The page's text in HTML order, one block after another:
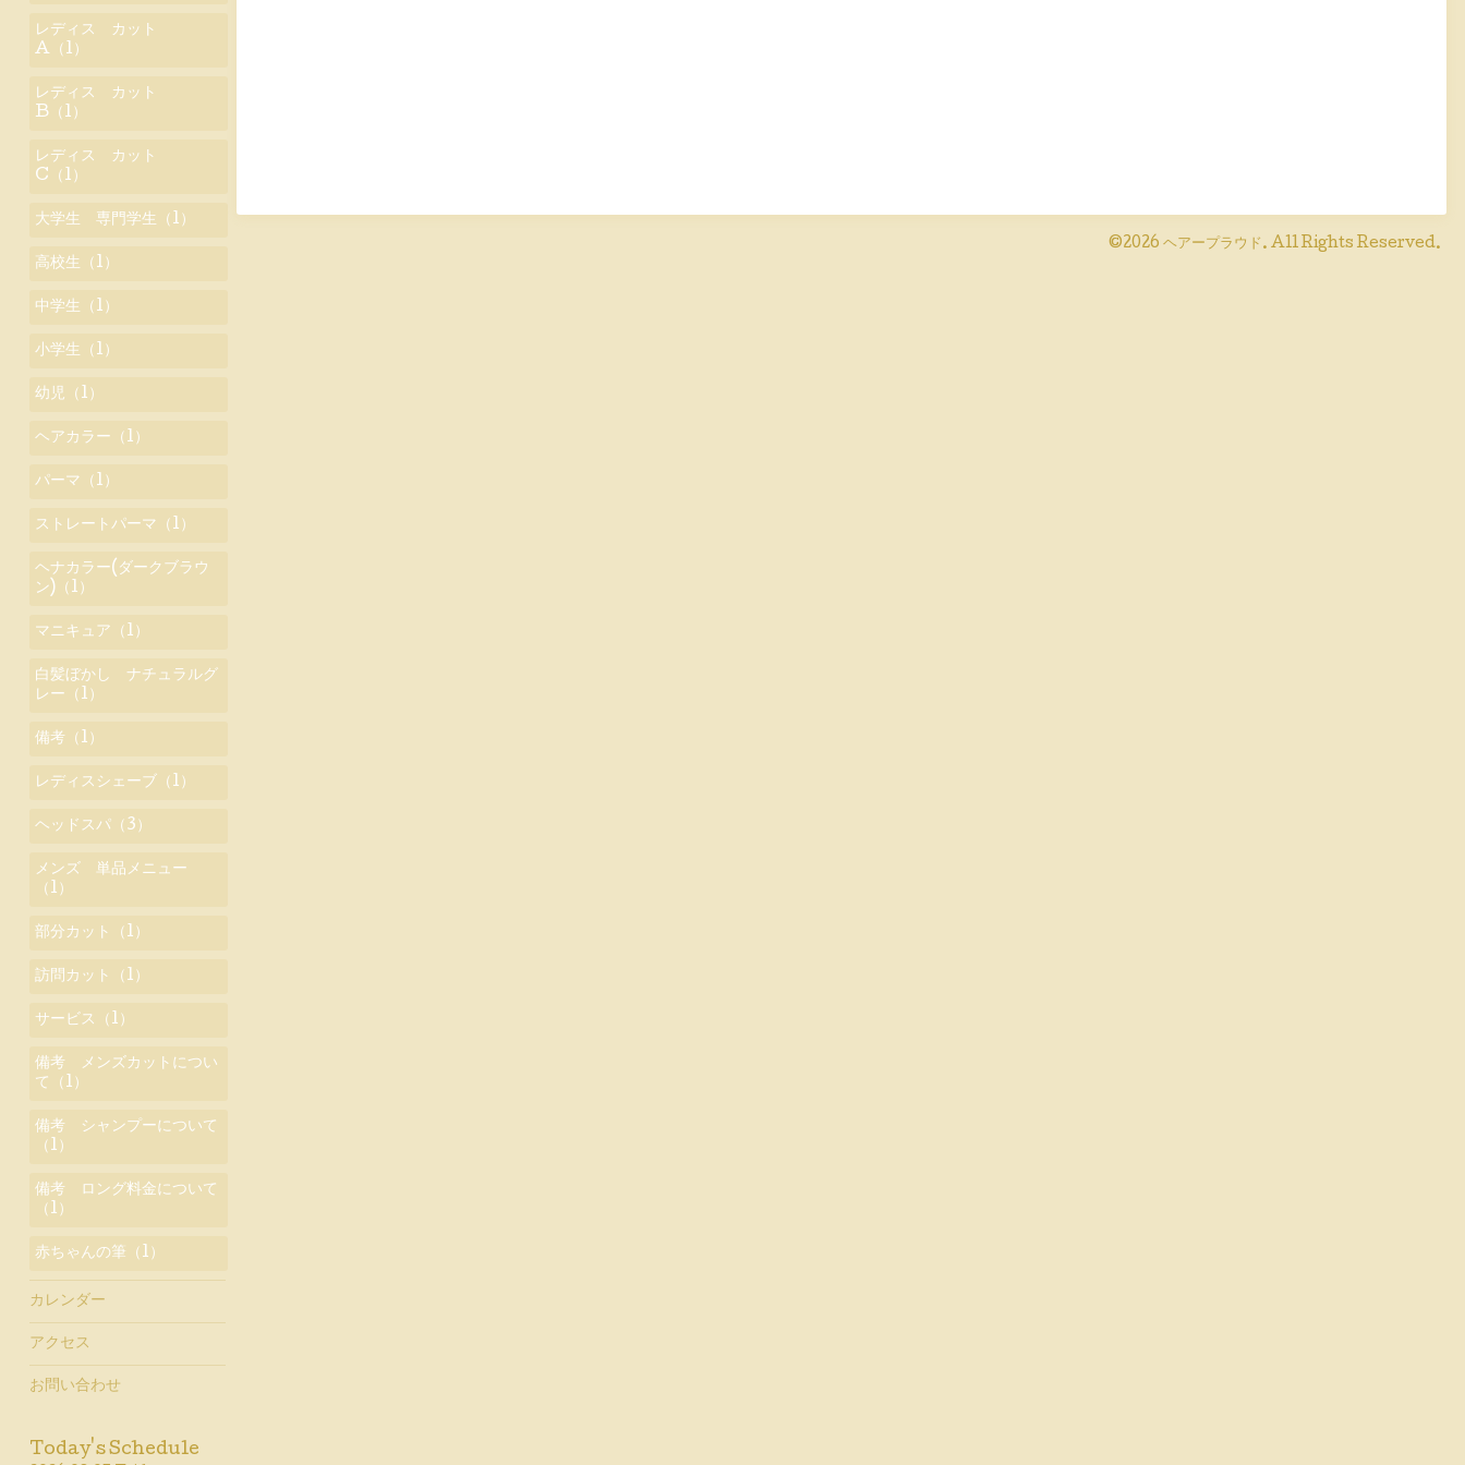
©2026 ヘアープラウド . All Rights Reserved.
レディス カット
A（1）
レディス カット
B（1）
レディス カット
C（1）
大学生 専門学生（1）
高校生（1）
中学生（1）
小学生（1）
幼児（1）
ヘアカラー（1）
パーマ（1）
ストレートパーマ（1）
ヘナカラー(ダークブラウ
ン)（1）
マニキュア（1）
白髪ぼかし ナチュラルグ
レー（1）
備考（1）
レディスシェーブ（1）
ヘッドスパ（3）
メンズ 単品メニュー
（1）
部分カット（1）
訪問カット（1）
サービス（1）
備考 メンズカットについ
て（1）
備考 シャンプーについて
（1）
備考 ロング料金について
（1）
赤ちゃんの筆（1）
カレンダー
アクセス
お問い合わせ
Today's Schedule